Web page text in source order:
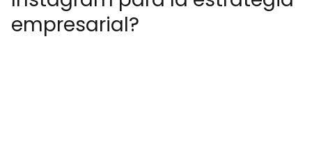
empresarial?